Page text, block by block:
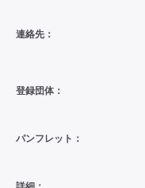
連絡先：
登録団体：
パンフレット：